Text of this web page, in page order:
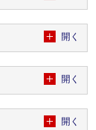
開く
開く
開く